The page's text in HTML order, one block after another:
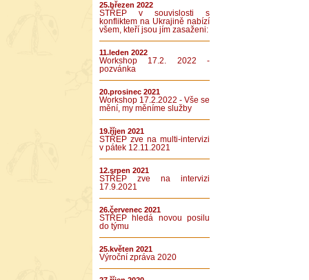
25.březen 2022
STŘEP v souvislosti s
konfliktem na Ukrajině nabízí
všem, kteří jsou jím zasaženi:
11.leden 2022
Workshop 17.2. 2022 -
pozvánka
20.prosinec 2021
Workshop 17.2.2022 - Vše se
mění, my měníme služby
19.říjen 2021
STŘEP zve na multi-intervizi
v pátek 12.11.2021
12.srpen 2021
STŘEP zve na intervizi
17.9.2021
26.červenec 2021
STŘEP hledá novou posilu
do týmu
25.květen 2021
Výroční zpráva 2020